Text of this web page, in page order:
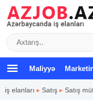
Maliyyə
iş elanları ▸ Satış ▸ Satış